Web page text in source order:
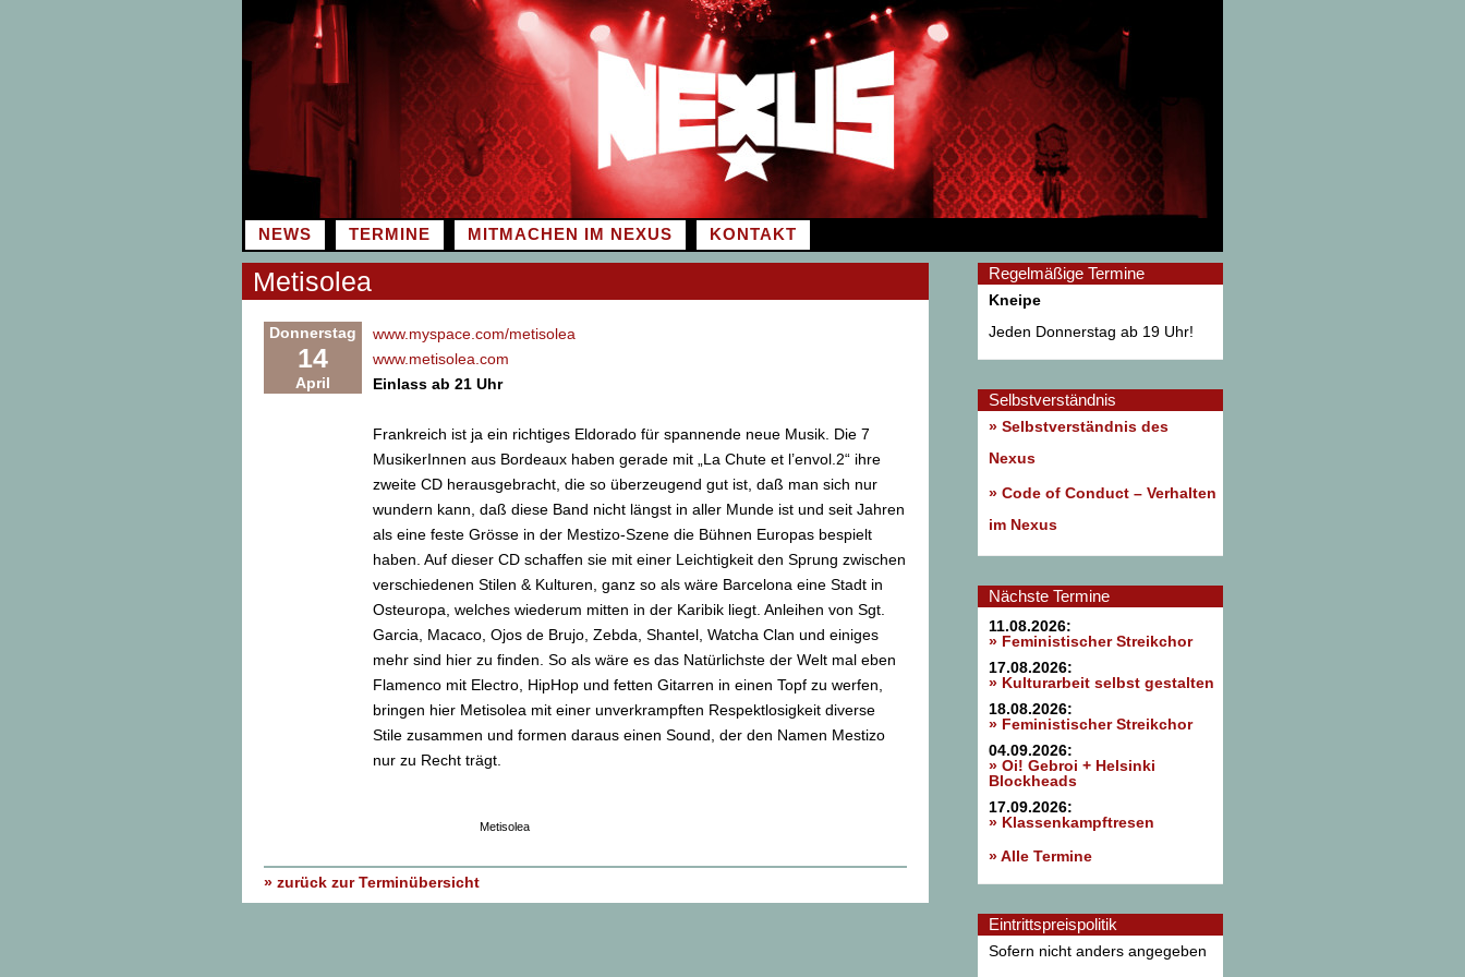
Inhalt
springen
NEWS TERMINE MITMACHEN IM NEXUS KONTAKT
Metisolea
Donnerstag
14
April
www.myspace.com/metisolea
www.metisolea.com
Einlass ab 21 Uhr
Frankreich ist ja ein richtiges Eldorado für spannende neue Musik. Die 7
MusikerInnen aus Bordeaux haben gerade mit „La Chute et l’envol.2“ ihre
zweite CD herausgebracht, die so überzeugend gut ist, daß man sich nur
wundern kann, daß diese Band nicht längst in aller Munde ist und seit Jahren
als eine feste Grösse in der Mestizo-Szene die Bühnen Europas bespielt
haben. Auf dieser CD schaffen sie mit einer Leichtigkeit den Sprung zwischen
verschiedenen Stilen & Kulturen, ganz so als wäre Barcelona eine Stadt in
Osteuropa, welches wiederum mitten in der Karibik liegt. Anleihen von Sgt.
Garcia, Macaco, Ojos de Brujo, Zebda, Shantel, Watcha Clan und einiges
mehr sind hier zu finden. So als wäre es das Natürlichste der Welt mal eben
Flamenco mit Electro, HipHop und fetten Gitarren in einen Topf zu werfen,
bringen hier Metisolea mit einer unverkrampften Respektlosigkeit diverse
Stile zusammen und formen daraus einen Sound, der den Namen Mestizo
nur zu Recht trägt.
Metisolea
» zurück zur Terminübersicht
Regelmäßige Termine
Kneipe
Jeden Donnerstag ab 19 Uhr!
Selbstverständnis
» Selbstverständnis des
Nexus
» Code of Conduct – Verhalten
im Nexus
Nächste Termine
11.08.2026:
» Feministischer Streikchor
17.08.2026:
» Kulturarbeit selbst gestalten
18.08.2026:
» Feministischer Streikchor
04.09.2026:
» Oi! Gebroi + Helsinki
Blockheads
17.09.2026:
» Klassenkampftresen
» Alle Termine
Eintrittspreispolitik
Sofern nicht anders angegeben